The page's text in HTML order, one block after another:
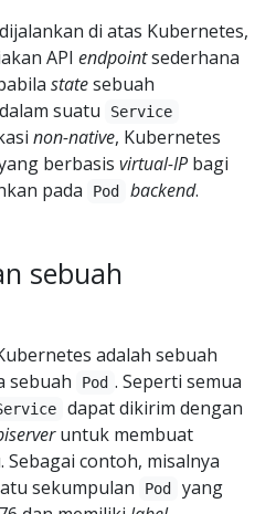
di atas Kubernetes,
API endpointsederhana
statesebuah
suatu Service
non-native, Kubernetes
berbasis virtual-IP bagi
pada Pod backend.
sebuah
adalah sebuah
sebuah
Pod . Seperti semua
dapat dikirim dengan
untuk membuat
contoh, misalnya
sekumpulan
Pod
yang